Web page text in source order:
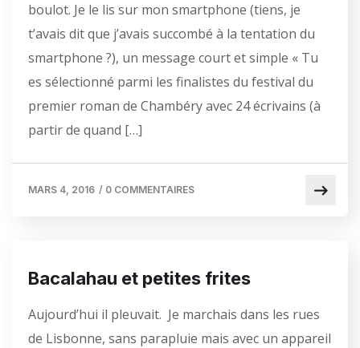
boulot. Je le lis sur mon smartphone (tiens, je
t’avais dit que j’avais succombé à la tentation du
smartphone ?), un message court et simple « Tu
es sélectionné parmi les finalistes du festival du
premier roman de Chambéry avec 24 écrivains (à
partir de quand […]
MARS 4, 2016 / 0 COMMENTAIRES
Bacalahau et petites frites
Aujourd’hui il pleuvait. Je marchais dans les rues
de Lisbonne, sans parapluie mais avec un appareil